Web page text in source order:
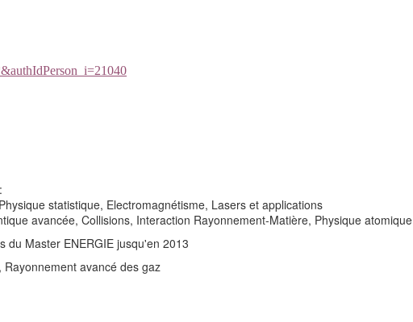
statistique, Electromagnétisme, Lasers et applications
avancée, Collisions, Interaction Rayonnement-Matière, Physique
du Master ENERGIE jusqu'en 2013
avancé des gaz